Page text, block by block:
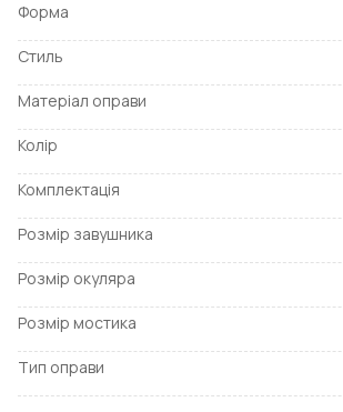
Форма
Стиль
Матеріал оправи
Колір
Комплектація
Розмір завушника
Розмір окуляра
Розмір мостика
Тип оправи